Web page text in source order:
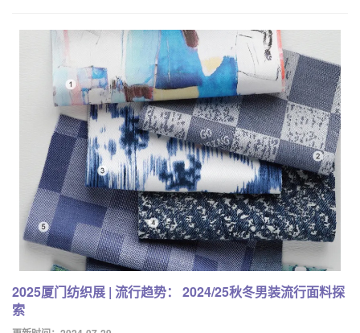
2025厦门纺织展 | 流行趋势： 2024/25秋冬男装流行面料探
索